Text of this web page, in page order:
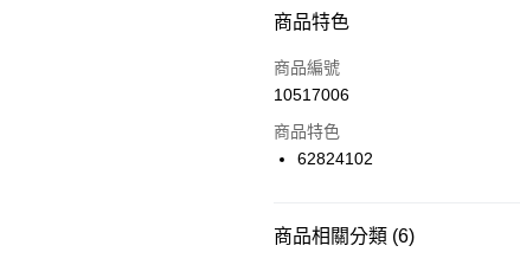
合作金庫商業銀行
華南商業銀行
上海商業儲蓄銀行
國泰世華商業銀行
聯邦商業銀行
LINE Pay
Apple Pay
商品特色
商品編號
10517006
商品特色
62824102
商品相關分類 (6)